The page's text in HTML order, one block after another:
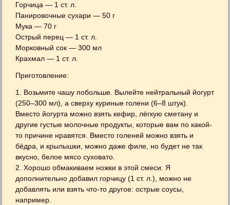
Горчица — 1 ст. л.
Панировочные сухари — 50 г
Мука — 70 г
Острый перец — 1 ст. л.
Морковный сок — 300 мл
Крахмал — 1 ст. л.
Приготовление:
1. Возьмите чашу побольше. Вылейте нейтральный йогурт
(250–300 мл), а сверху куриные голени (6–8 штук).
Вместо йогурта можно взять кефир, лёгкую сметану и
другие густые молочные продукты, которые вам по какой-
то причине нравятся. Вместо голеней можно взять и
бёдра, и крылышки, можно даже филе, но будет не так
вкусно, белое мясо суховато.
2. Хорошо обмакиваем ножки в этой смеси. Я
дополнительно добавил горчицу (1 ст. л.), можно не
добавлять или взять что-то другое: острые соусы,
например.